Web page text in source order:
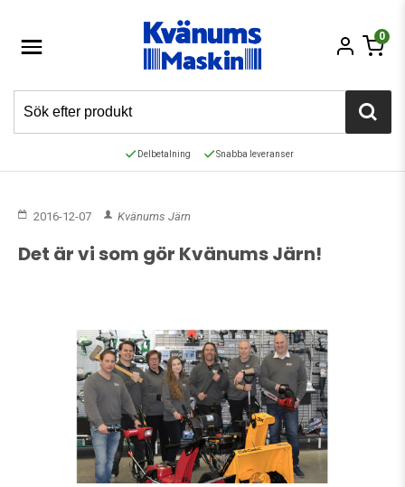
0
Delbetalning Snabba leveranser
2016-12-07 Kvänums Järn
Det är vi som gör Kvänums Järn!